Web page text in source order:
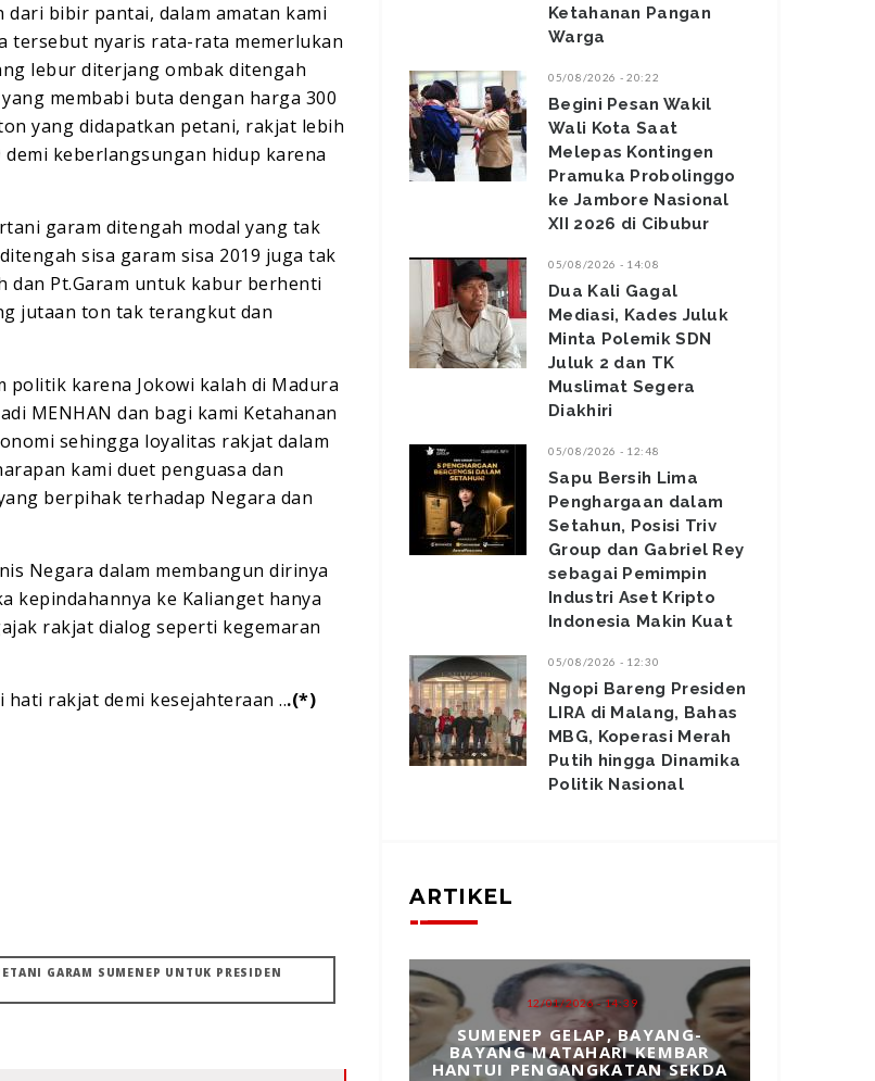
bibir pantai, dalam amatan kami
tersebut nyaris rata-rata memerlukan
lebur diterjang ombak ditengah
membabi buta dengan harga 300
yang didapatkan petani, rakjat lebih
keberlangsungan hidup karena
garam ditengah modal yang tak
sisa garam sisa 2019 juga tak
dan Pt.Garam untuk kabur berhenti
jutaan ton tak terangkut dan
karena Jokowi kalah di Madura
MENHAN dan bagi kami Ketahanan
sehingga loyalitas rakjat dalam
kami duet penguasa dan
berpihak terhadap Negara dan
Negara dalam membangun dirinya
kepindahannya ke Kalianget hanya
rakjat dialog seperti kegemaran
rakjat demi kesejahteraan ...(*)
GARAM SUMENEP UNTUK PRESIDEN
Ketahanan Pangan
Warga
05/08/2026 - 20:22
Begini Pesan Wakil
Wali Kota Saat
Melepas Kontingen
Pramuka Probolinggo
ke Jambore Nasional
XII 2026 di Cibubur
05/08/2026 - 14:08
Dua Kali Gagal
Mediasi, Kades Juluk
Minta Polemik SDN
Juluk 2 dan TK
Muslimat Segera
Diakhiri
05/08/2026 - 12:48
Sapu Bersih Lima
Penghargaan dalam
Setahun, Posisi Triv
Group dan Gabriel Rey
sebagai Pemimpin
Industri Aset Kripto
Indonesia Makin Kuat
05/08/2026 - 12:30
Ngopi Bareng Presiden
LIRA di Malang, Bahas
MBG, Koperasi Merah
Putih hingga Dinamika
Politik Nasional
ARTIKEL
12/01/2026 - 14:39
SUMENEP GELAP, BAYANG-
BAYANG MATAHARI KEMBAR
HANTUI PENGANGKATAN SEKDA